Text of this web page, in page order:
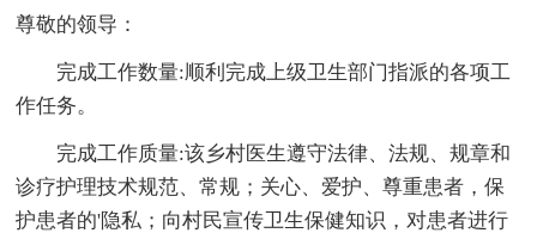
尊敬的领导：
完成工作数量:顺利完成上级卫生部门指派的各项工
作任务。
完成工作质量:该乡村医生遵守法律、法规、规章和
诊疗护理技术规范、常规；关心、爱护、尊重患者，保
护患者的'隐私；向村民宣传卫生保健知识，对患者进行